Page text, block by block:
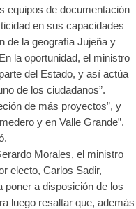
equipos de documentación
en sus capacidades
de la geografía Jujeña y
En la oportunidad, el ministro
del Estado, y así actúa
de los ciudadanos”.
de más proyectos”, y
y en Valle Grande”.
Morales, el ministro
electo, Carlos Sadir,
poner a disposición de los
luego resaltar que, además